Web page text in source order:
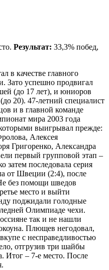
Результат: 33,3% побед,
в качестве главного
Зато успешно продвигал
(до 17 лет), и юниоров
20). 47‑летний специалист
и в главной команде
мира 2003 года
выигрывал прежде:
Алексея
Григоренко, Александра
первый групповой этап –
затем последовала серия
от Швеции (2:4), после
без помощи шведов
место и выйти
поджидали голодные
Олимпиаде чехи.
так и не нашли
Плющев негодовал,
с несправедливостью
отгрузив три шайбы
Итог – 7‑е место. После